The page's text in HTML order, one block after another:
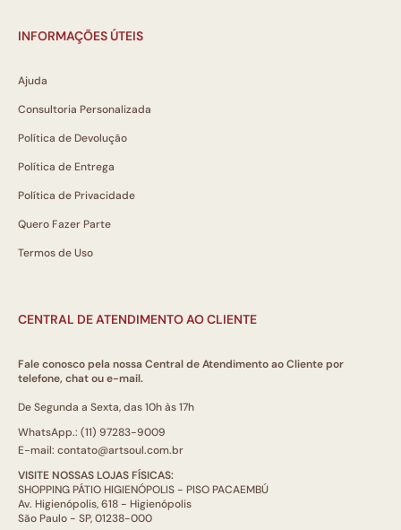
INFORMAÇÕES ÚTEIS
Ajuda
Consultoria Personalizada
Política de Devolução
Política de Entrega
Política de Privacidade
Quero Fazer Parte
Termos de Uso
CENTRAL DE ATENDIMENTO AO CLIENTE
Fale conosco pela nossa Central de Atendimento ao Cliente por
telefone, chat ou e-mail.
De Segunda a Sexta, das 10h às 17h
WhatsApp.: (11) 97283-9009
E-mail: contato@artsoul.com.br
VISITE NOSSAS LOJAS FÍSICAS:
SHOPPING PÁTIO HIGIENÓPOLIS - PISO PACAEMBÚ
Av. Higienópolis, 618 - Higienópolis
São Paulo - SP, 01238-000